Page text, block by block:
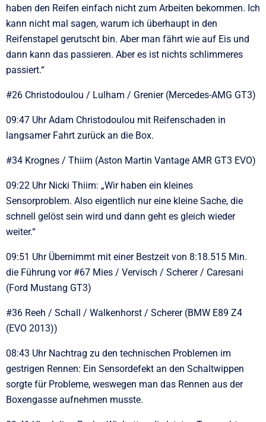
haben den Reifen einfach nicht zum Arbeiten bekommen. Ich
kann nicht mal sagen, warum ich überhaupt in den
Reifenstapel gerutscht bin. Aber man fährt wie auf Eis und
dann kann das passieren. Aber es ist nichts schlimmeres
passiert.“
#26 Christodoulou / Lulham / Grenier (Mercedes-AMG GT3)
09:47 Uhr Adam Christodoulou mit Reifenschaden in
langsamer Fahrt zurück an die Box.
#34 Krognes / Thiim (Aston Martin Vantage AMR GT3 EVO)
09:22 Uhr Nicki Thiim: „Wir haben ein kleines
Sensorproblem. Also eigentlich nur eine kleine Sache, die
schnell gelöst sein wird und dann geht es gleich wieder
weiter.“
09:51 Uhr Übernimmt mit einer Bestzeit von 8:18.515 Min.
die Führung vor #67 Mies / Vervisch / Scherer / Caresani
(Ford Mustang GT3)
#36 Reeh / Schall / Walkenhorst / Scherer (BMW E89 Z4
(EVO 2013))
08:43 Uhr Nachtrag zu den technischen Problemen im
gestrigen Rennen: Ein Sensordefekt an den Schaltwippen
sorgte für Probleme, weswegen man das Rennen aus der
Boxengasse aufnehmen musste.